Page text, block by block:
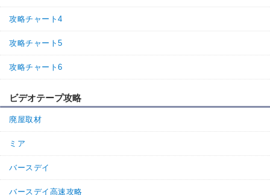
攻略チャート4
攻略チャート5
攻略チャート6
ビデオテープ攻略
廃屋取材
ミア
バースデイ
バースデイ高速攻略